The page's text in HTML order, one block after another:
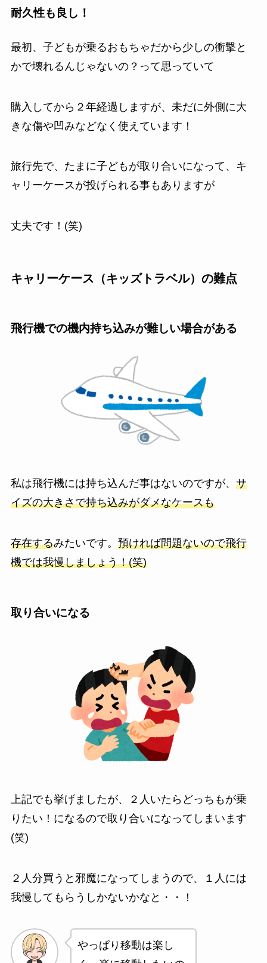
耐久性も良し！
最初、子どもが乗るおもちゃだから少しの衝撃と
かで壊れるんじゃないの？って思っていて
購入してから２年経過しますが、未だに外側に大
きな傷や凹みなどなく使えています！
旅行先で、たまに子どもが取り合いになって、キ
ャリーケースが投げられる事もありますが
丈夫です！(笑)
キャリーケース（キッズトラベル）の難点
飛行機での機内持ち込みが難しい場合がある
私は飛行機には持ち込んだ事はないのですが、 サ
イズの大きさで持ち込みがダメなケースも
存在するみたいです。 預ければ問題ないので飛行
機では我慢しましょう！(笑)
取り合いになる
上記でも挙げましたが、２人いたらどっちもが乗
りたい！になるので取り合いになってしまいます
(笑)
２人分買うと邪魔になってしまうので、１人には
我慢してもらうしかないかなと・・！
やっぱり移動は楽し